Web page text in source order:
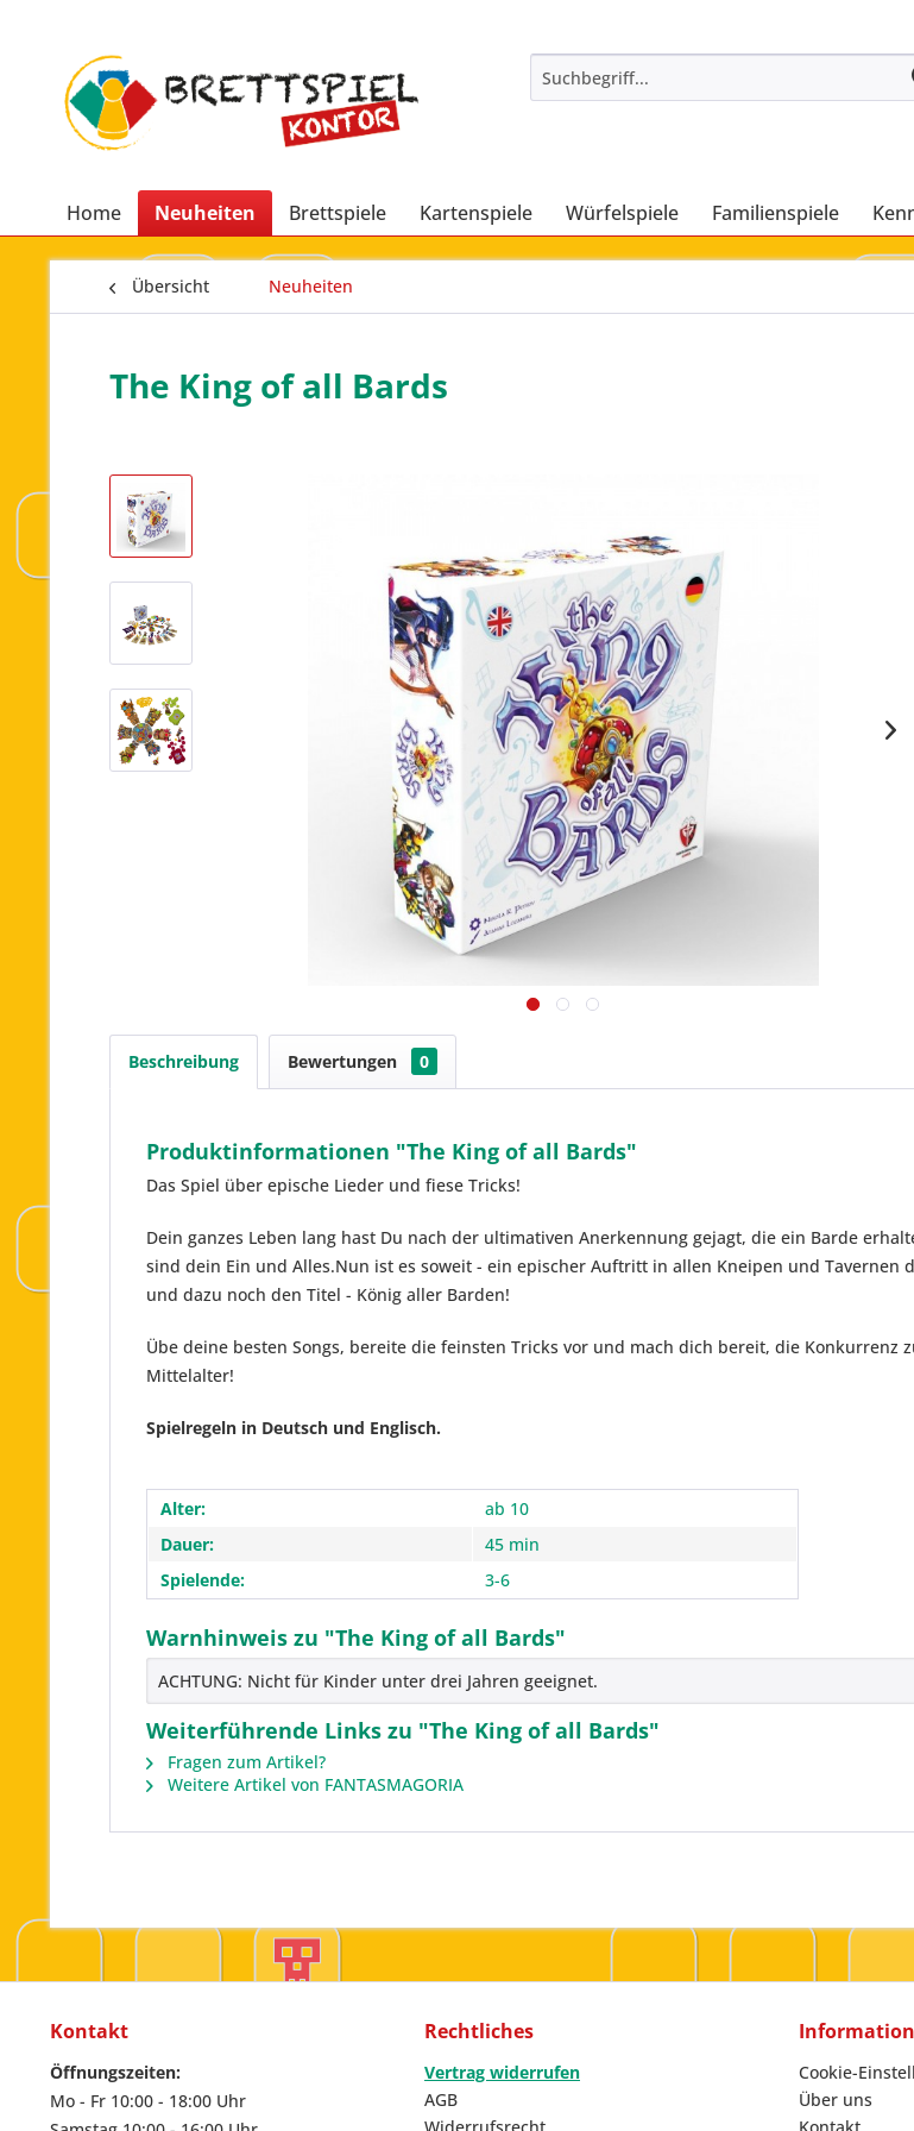
Home Neuheiten Brettspiele Kartenspiele Würfelspiele Familienspiele
Übersicht Neuheiten
The King of all Bards
Beschreibung Bewertungen 0
Produktinformationen "The King of all Bards"
Das Spiel über epische Lieder und fiese Tricks!
Dein ganzes Leben lang hast Du nach der ultimativen Anerkennung gejagt, die ein Barde
sind dein Ein und Alles.Nun ist es soweit - ein epischer Auftritt in allen Kneipen und Tavernen
und dazu noch den Titel - König aller Barden!
Übe deine besten Songs, bereite die feinsten Tricks vor und mach dich bereit, die Konkurrenz
Mittelalter!
Spielregeln in Deutsch und Englisch.
Alter:
ab 10
Dauer:
45 min
Spielende:
3-6
Warnhinweis zu "The King of all Bards"
ACHTUNG: Nicht für Kinder unter drei Jahren geeignet.
Weiterführende Links zu "The King of all Bards"
Fragen zum Artikel?
Weitere Artikel von FANTASMAGORIA
Kontakt
Öffnungszeiten:
Mo - Fr 10:00 - 18:00 Uhr
Rechtliches
Vertrag widerrufen
AGB
Cookie-
Über uns